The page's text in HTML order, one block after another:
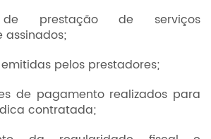
de prestação de serviços
pelos prestadores;
de pagamento realizados para
contratada;